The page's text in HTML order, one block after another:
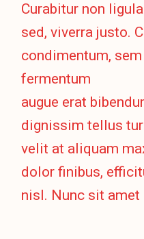
Curabitur non
sed, viverra justo.
condimentum,
fermentum
augue erat
dignissim tellus
velit at aliquam
dolor finibus,
nisl. Nunc sit